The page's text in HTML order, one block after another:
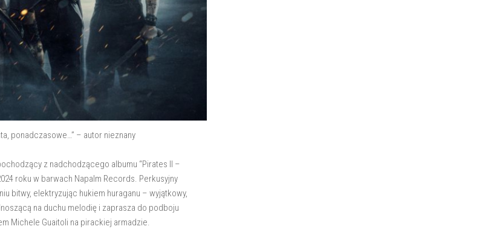
ponadczasowe…” – autor nieznany
z nadchodzącego albumu “Pirates II –
roku w barwach Napalm Records. Perkusyjny
bitwy, elektryzując hukiem huraganu – wyjątkowy,
na duchu melodię i zaprasza do podboju
Michele Guaitoli na pirackiej armadzie.